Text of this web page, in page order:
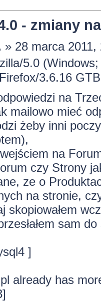
- zmiany
» 28 marca 2011,
5.0
3.6.16
na
mailowo mieć
żeby inni
na
czy Strony
ze o
na stronie,
skopiowałem
sam
]
already has